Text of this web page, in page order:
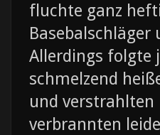
fluchte ganz
Allerdings folgte
schmelzend
und verstrahlten
verbrannten